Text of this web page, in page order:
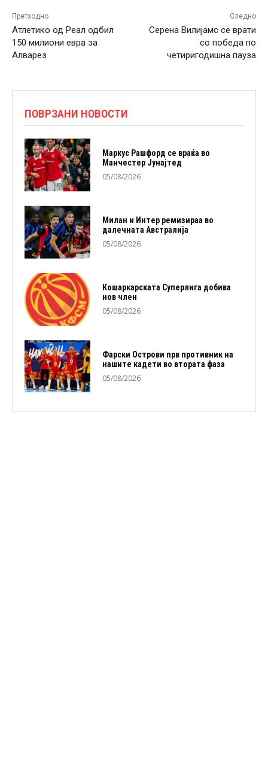
Претходно
Атлетико од Реал одбил
150 милиони евра за
Алварез
Следно
Серена Вилијамс се врати
со победа по
четиригодишна пауза
ПОВРЗАНИ НОВОСТИ
Маркус Рашфорд се враќа во
Манчестер Јунајтед
05/08/2026
Милан и Интер ремизираа во
далечната Австралија
05/08/2026
Кошаркарската Суперлига добива
нов член
05/08/2026
Фарски Острови прв противник на
нашите кадети во втората фаза
05/08/2026